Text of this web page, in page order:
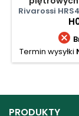
Przewozy
Rivarossi

Termin wysyłki
PRODUKTY